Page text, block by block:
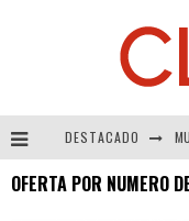
DESTACADO
OFERTA POR NUMERO